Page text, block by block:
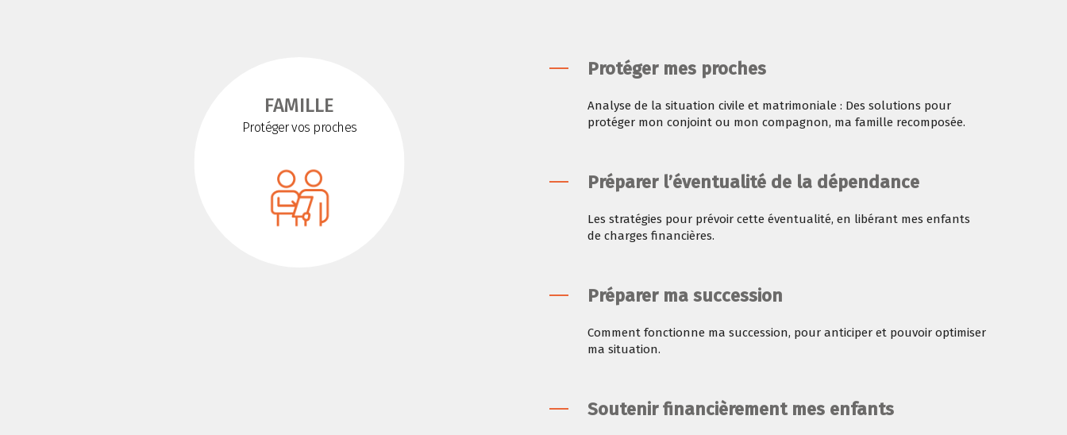
FAMILLE
Protéger vos proches
Protéger mes proches
Analyse de la situation civile et matrimoniale : Des solutions pour
protéger mon conjoint ou mon compagnon, ma famille recomposée.
Préparer l’éventualité de la dépendance
Les stratégies pour prévoir cette éventualité, en libérant mes enfants
de charges financières.
Préparer ma succession
Comment fonctionne ma succession, pour anticiper et pouvoir optimiser
ma situation.
Soutenir financièrement mes enfants